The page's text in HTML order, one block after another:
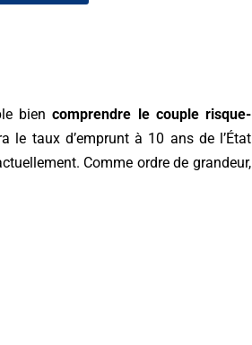
biencomprendre le couple risque-
le taux d’emprunt à 10 ans de l’État
Comme ordre de grandeur,